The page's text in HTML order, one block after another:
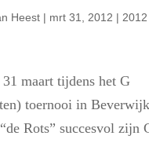
Heest| mrt 31, 2012 | 2012
maart tijdens het G
toernooi in
Rots” succesvol zijn